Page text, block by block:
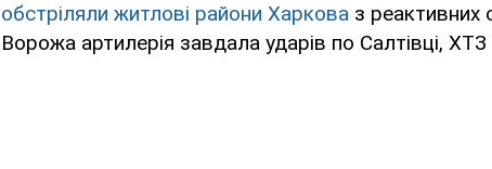
обстріляли житлові райони Харкова з реактивних
Ворожа артилерія завдала ударів по Салтівці, ХТЗ